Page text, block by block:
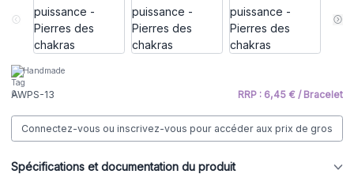
Handmade
AWPS-13 RRP : 6,45 € / Bracelet
Connectez-vous ou inscrivez-vous pour accéder aux prix de gros
Spécifications et documentation du produit